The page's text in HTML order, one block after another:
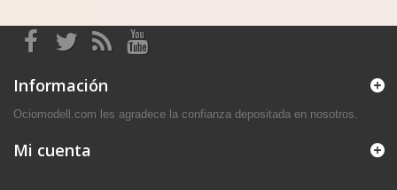
Información
Ociomodell.com les agradece la confianza depositada en nosotros.
Mi cuenta